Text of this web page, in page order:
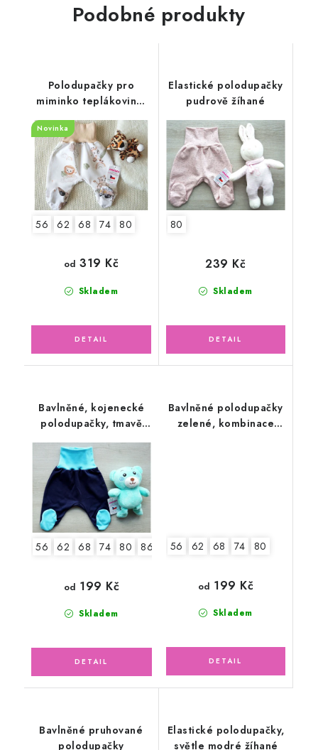
Podobné produkty
Polodupačky pro
miminko teplákovina,
zvířátka s balónky
Novinka
56 62 68 74 80
Skladem
od 319 Kč
Elastické polodupačky
pudrově žíhané
80
Skladem
239 Kč
Bavlněné, kojenecké
polodupačky, tmavě
56 62 68 74 80 86
Skladem
od 199 Kč
Bavlněné polodupačky
zelené, kombinace
56 62 68 74 80
Skladem
od 199 Kč
Bavlněné pruhované
polodupačky
Elastické polodupačky,
světle modré žíhané